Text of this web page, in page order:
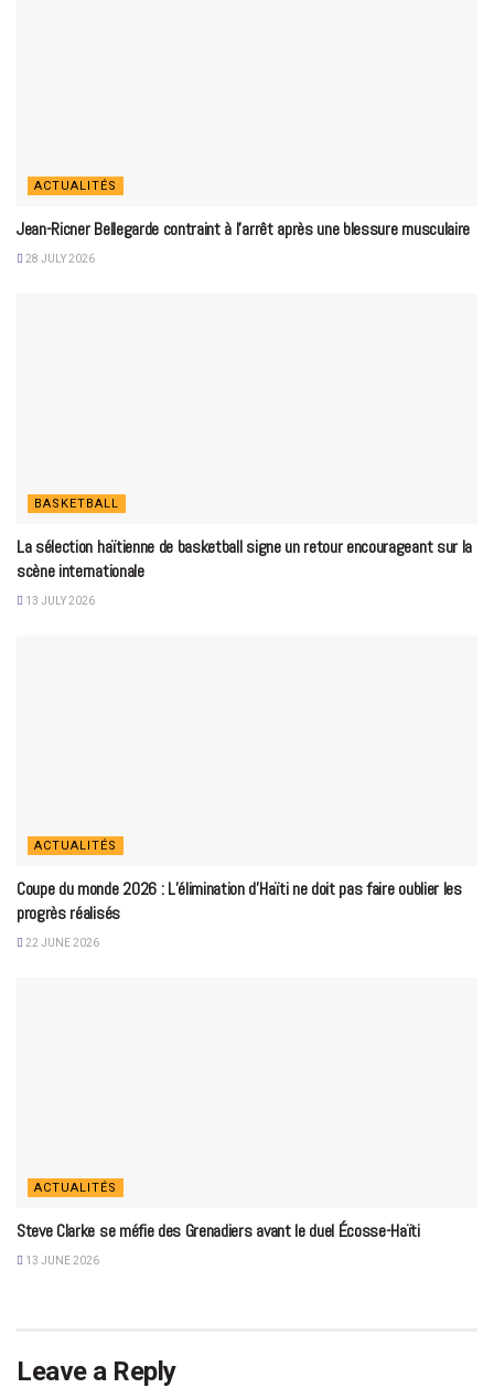
ACTUALITÉS
Jean-Ricner Bellegarde contraint à l’arrêt après une blessure musculaire
28 JULY 2026
BASKETBALL
La sélection haïtienne de basketball signe un retour encourageant sur la
scène internationale
13 JULY 2026
ACTUALITÉS
Coupe du monde 2026 : L’élimination d’Haïti ne doit pas faire oublier les
progrès réalisés
22 JUNE 2026
ACTUALITÉS
Steve Clarke se méfie des Grenadiers avant le duel Écosse-Haïti
13 JUNE 2026
Leave a Reply